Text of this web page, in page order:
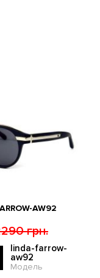
AW92
грн.
linda-farrow-
aw92
Модель